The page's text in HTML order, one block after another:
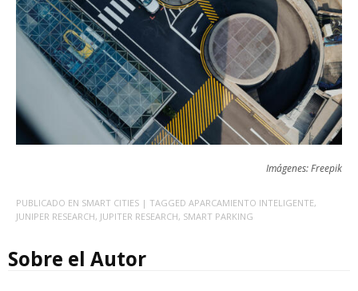
Imágenes: Freepik
PUBLICADO EN SMART CITIES | TAGGED APARCAMIENTO INTELIGENTE,
JUNIPER RESEARCH, JUPITER RESEARCH, SMART PARKING
Sobre el Autor